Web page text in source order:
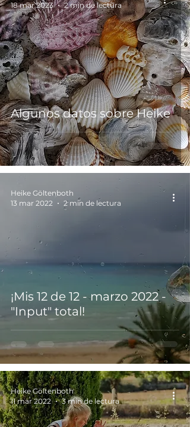
Algunos datos sobre Heike
18 mar 2023
2 min de lectura
¡Mis 12 de 12 - marzo 2022 -
"Input" total!
Heike Göltenboth
13 mar 2022
2 min de lectura
Heike Göltenboth
11 mar 2022
3 min de lectura